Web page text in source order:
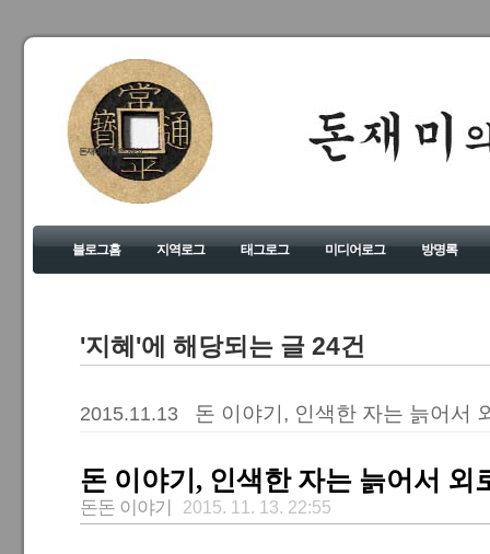
돈재미의 좋은 세상
블로그홈 지역로그 태그로그 미디어로그 방명록
'지혜'에 해당되는 글 24건
2015.11.13 돈 이야기, 인색한 자는 늙어서
돈 이야기, 인색한 자는 늙어서 외
돈돈 이야기 2015. 11. 13. 22:55